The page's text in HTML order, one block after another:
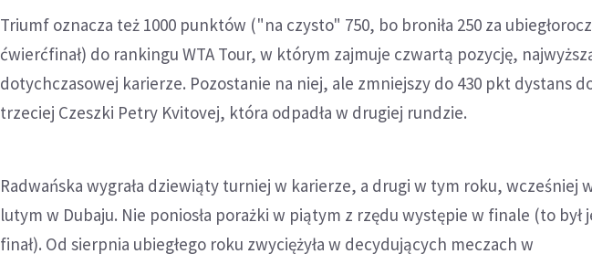
Triumf oznacza też 1000 punktów ("na czysto" 750, bo broniła 250 za
ćwierćfinał) do rankingu WTA Tour, w którym zajmuje czwartą pozycję,
dotychczasowej karierze. Pozostanie na niej, ale zmniejszy do 430 pkt dystans
trzeciej Czeszki Petry Kvitovej, która odpadła w drugiej rundzie.
Radwańska wygrała dziewiąty turniej w karierze, a drugi w tym roku, wcześniej
lutym w Dubaju. Nie poniosła porażki w piątym z rzędu występie w finale (to był
finał). Od sierpnia ubiegłego roku zwyciężyła w decydujących meczach w